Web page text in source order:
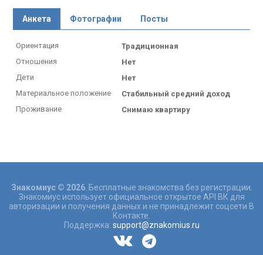
Анкета Фотографии Посты
Ориентация
Традиционная
Отношения
Нет
Дети
Нет
Материальное положение
Стабильный средний доход
Проживание
Снимаю квартиру
Знакомиус © 2026. Бесплатные знакомства без регистрации.
Знакомиус использует официальное открытое API ВК для
авторизации и получения данных и не принадлежит соцсети В
Контакте.
Поддержка: support@znakomius.ru